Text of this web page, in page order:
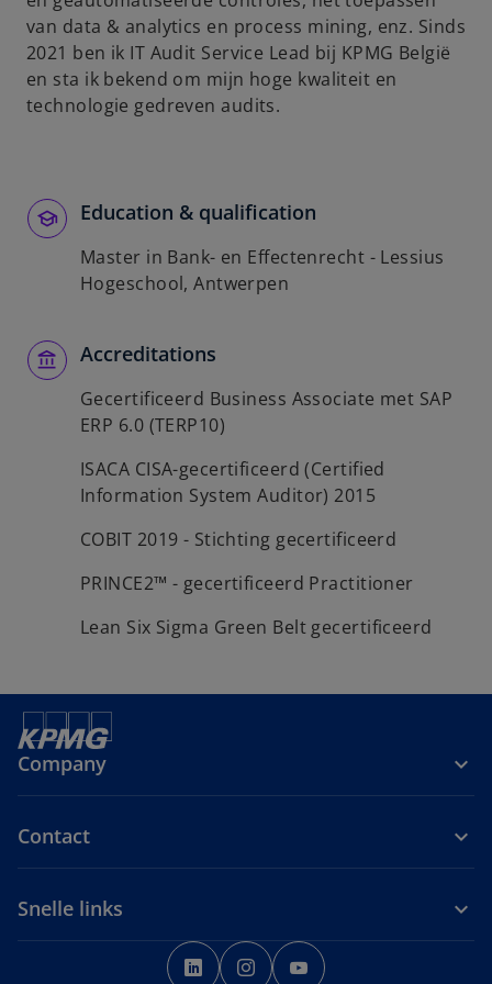
b
van data & analytics en process mining, enz. Sinds
2021 ben ik IT Audit Service Lead bij KPMG België
en sta ik bekend om mijn hoge kwaliteit en
technologie gedreven audits.
Education & qualification
Master in Bank- en Effectenrecht - Lessius
Hogeschool, Antwerpen
Accreditations
Gecertificeerd Business Associate met SAP
ERP 6.0 (TERP10)
ISACA CISA-gecertificeerd (Certified
Information System Auditor) 2015
COBIT 2019 - Stichting gecertificeerd
PRINCE2™ - gecertificeerd Practitioner
Lean Six Sigma Green Belt gecertificeerd
Company
Contact
Snelle links
o
o